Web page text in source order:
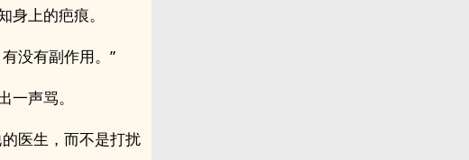
上的疤痕。
没有副作用。”
声骂。
医生，而不是打扰